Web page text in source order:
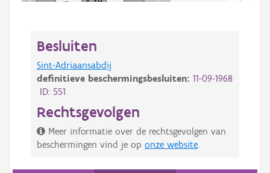
Besluiten
Sint-Adriaansabdij
definitieve beschermingsbesluiten: 11-09-1968
ID: 551
Rechtsgevolgen
Meer informatie over de rechtsgevolgen van
beschermingen vind je op onze website.